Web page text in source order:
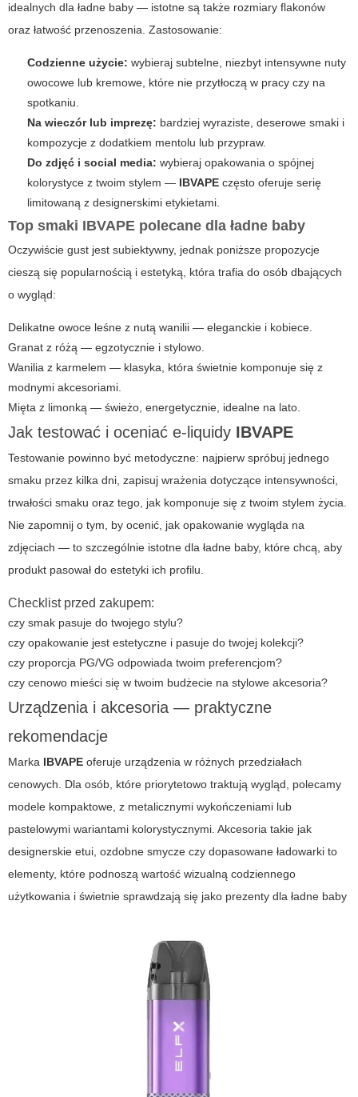
idealnych dla ładne baby — istotne są także rozmiary flakonów
oraz łatwość przenoszenia. Zastosowanie:
Codzienne użycie: wybieraj subtelne, niezbyt intensywne nuty
owocowe lub kremowe, które nie przytłoczą w pracy czy na
spotkaniu.
Na wieczór lub imprezę: bardziej wyraziste, deserowe smaki i
kompozycje z dodatkiem mentolu lub przypraw.
Do zdjęć i social media: wybieraj opakowania o spójnej
kolorystyce z twoim stylem — IBVAPE często oferuje serię
limitowaną z designerskimi etykietami.
Top smaki IBVAPE polecane dla ładne baby
Oczywiście gust jest subiektywny, jednak poniższe propozycje
cieszą się popularnością i estetyką, która trafia do osób dbających
o wygląd:
Delikatne owoce leśne z nutą wanilii — eleganckie i kobiece.
Granat z różą — egzotycznie i stylowo.
Wanilia z karmelem — klasyka, która świetnie komponuje się z
modnymi akcesoriami.
Mięta z limonką — świeżo, energetycznie, idealne na lato.
Jak testować i oceniać e-liquidy IBVAPE
Testowanie powinno być metodyczne: najpierw spróbuj jednego
smaku przez kilka dni, zapisuj wrażenia dotyczące intensywności,
trwałości smaku oraz tego, jak komponuje się z twoim stylem życia.
Nie zapomnij o tym, by ocenić, jak opakowanie wygląda na
zdjęciach — to szczególnie istotne dla ładne baby, które chcą, aby
produkt pasował do estetyki ich profilu.
Checklist przed zakupem:
czy smak pasuje do twojego stylu?
czy opakowanie jest estetyczne i pasuje do twojej kolekcji?
czy proporcja PG/VG odpowiada twoim preferencjom?
czy cenowo mieści się w twoim budżecie na stylowe akcesoria?
Urządzenia i akcesoria — praktyczne
rekomendacje
Marka IBVAPE oferuje urządzenia w różnych przedziałach
cenowych. Dla osób, które priorytetowo traktują wygląd, polecamy
modele kompaktowe, z metalicznymi wykończeniami lub
pastelowymi wariantami kolorystycznymi. Akcesoria takie jak
designerskie etui, ozdobne smycze czy dopasowane ładowarki to
elementy, które podnoszą wartość wizualną codziennego
użytkowania i świetnie sprawdzają się jako prezenty dla ładne baby